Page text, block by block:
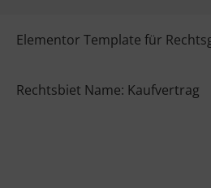
Elementor Template für
Rechtsbiet Name: Kaufvertrag